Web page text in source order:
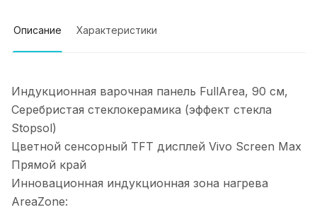
Описание Характеристики
Индукционная варочная панель FullArea, 90 см,
Серебристая стеклокерамика (эффект стекла
Stopsol)
Цветной сенсорный TFT дисплей Vivo Screen Max
Прямой край
Инновационная индукционная зона нагрева
AreaZone: